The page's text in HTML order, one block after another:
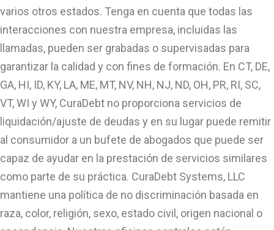
varios otros estados. Tenga en cuenta que todas las
interacciones con nuestra empresa, incluidas las
llamadas, pueden ser grabadas o supervisadas para
garantizar la calidad y con fines de formación. En CT, DE,
GA, HI, ID, KY, LA, ME, MT, NV, NH, NJ, ND, OH, PR, RI, SC,
VT, WI y WY, CuraDebt no proporciona servicios de
liquidación/ajuste de deudas y en su lugar puede remitir
al consumidor a un bufete de abogados que puede ser
capaz de ayudar en la prestación de servicios similares
como parte de su práctica. CuraDebt Systems, LLC
mantiene una política de no discriminación basada en
raza, color, religión, sexo, estado civil, origen nacional o